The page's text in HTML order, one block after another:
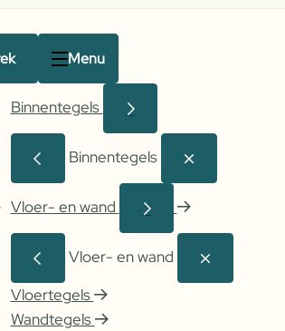
Menu
Binnentegels
Binnentegels
Vloer- en wand
Vloer- en wand
Vloertegels
Wandtegels